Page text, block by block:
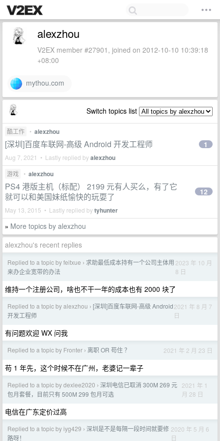
alexzhou
V2EX member #27901, joined on 2012-10-10 10:39:18
+08:00
mythou.com
Switch topics list
酷工作 • alexzhou
[深圳]百度车联网-高级 Android 开发工程师
Aug 7, 2021 • Lastly replied byalexzhou
1
游戏 • alexzhou
PS4 港版主机（标配） 2199 元有人买么，有了它
就可以和美国妹纸愉快的玩耍了
May 13, 2015 • Lastly replied bytyhunter
12
» More topics by alexzhou
alexzhou's recent replies
Replied to a topic by feitxue › 求助最低成本持有一个公司主体用
来办企业宽带的办法
2023 年 10 月
8 日
维持一个注册公司，啥也不干一年的成本也有 2000 块了
Replied to a topic by alexzhou › [深圳]百度车联网-高级 Android
开发工程师
2021 年 8 月 7
日
有问题欢迎 WX 问我
Replied to a topic by Fronter › 离职 OR 苟住 ？ 2021 年 2 月 23 日
苟 1 年先，这个时候不在广州，老婆记一辈子
Replied to a topic by dexlee2020 › 深圳电信已取消 300M 269 元
包月套餐，目前只有 500M 299 包月可选
2021 年 1
月 28 日
电信在广东定价过高
Replied to a topic by iyg429 › 深圳是不是每隔一段时间就要修
路呀！
2020 年 5 月 6
日